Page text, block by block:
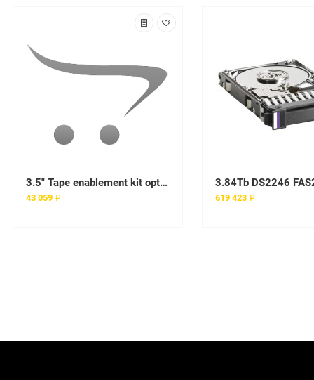
3.5" Tape enablement kit option
43 059 ₽ 619 423 ₽